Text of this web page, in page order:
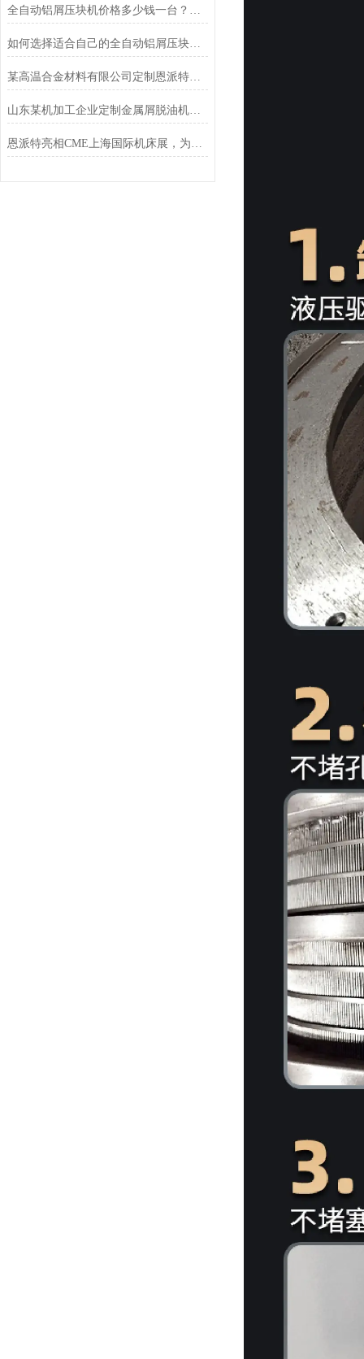
全自动铝屑压块机价格多少钱一台？看完这篇，心里就有谱了
如何选择适合自己的全自动铝屑压块机——为什么恩派特是更值得考虑的选择
某高温合金材料有限公司定制恩派特脱油机客户案例
山东某机加工企业定制金属屑脱油机案例
恩派特亮相CME上海国际机床展，为机床行业蓄势赋能！